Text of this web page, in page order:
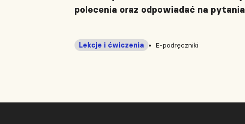
polecenia oraz odpowiadać na
E-podręczniki
Lekcje i ćwiczenia